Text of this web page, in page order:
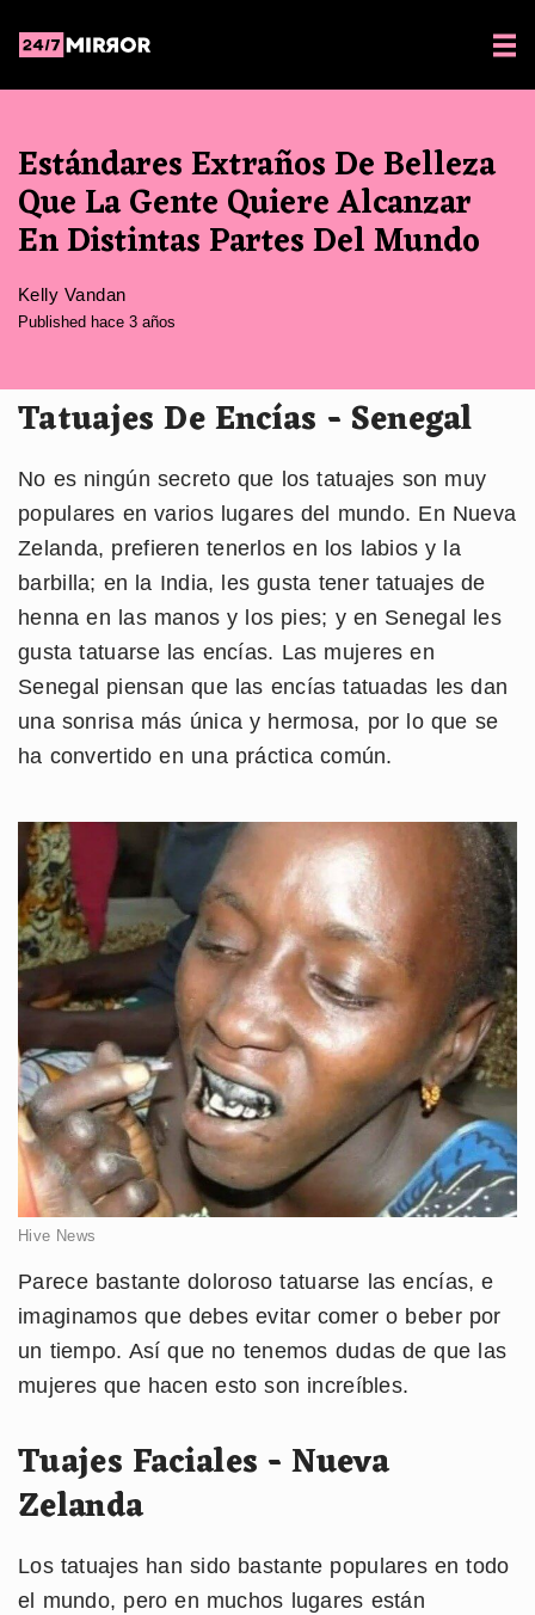
Estándares Extraños De Belleza
Que La Gente Quiere Alcanzar
En Distintas Partes Del Mundo
Kelly Vandan
Published hace 3 años
Tatuajes De Encías - Senegal
No es ningún secreto que los tatuajes son muy
populares en varios lugares del mundo. En Nueva
Zelanda, prefieren tenerlos en los labios y la
barbilla; en la India, les gusta tener tatuajes de
henna en las manos y los pies; y en Senegal les
gusta tatuarse las encías. Las mujeres en
Senegal piensan que las encías tatuadas les dan
una sonrisa más única y hermosa, por lo que se
ha convertido en una práctica común.
Hive News
Parece bastante doloroso tatuarse las encías, e
imaginamos que debes evitar comer o beber por
un tiempo. Así que no tenemos dudas de que las
mujeres que hacen esto son increíbles.
Tuajes Faciales - Nueva
Zelanda
Los tatuajes han sido bastante populares en todo
el mundo, pero en muchos lugares están